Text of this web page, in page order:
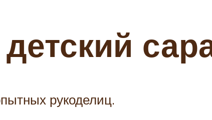
рукоделиц.